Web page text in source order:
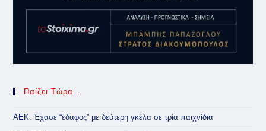
Παίζει Τώρα ..
ΑΕΚ: Έχασε “έδαφος” με δεύτερη γκέλα σε τρία παιχνίδια